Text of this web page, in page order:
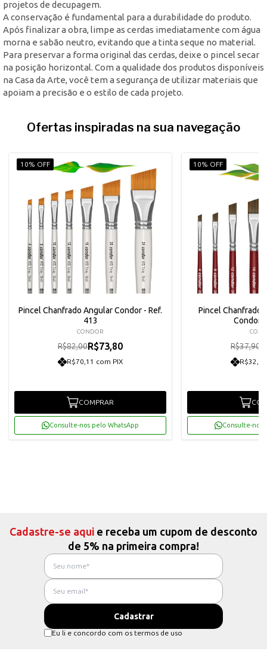
projetos de decupagem.
A conservação é fundamental para a durabilidade do produto.
Após finalizar a obra, limpe as cerdas imediatamente com água
morna e sabão neutro, evitando que a tinta seque no material.
Para preservar a forma original das cerdas, deixe o pincel secar
na posição horizontal. Com a qualidade dos produtos disponíveis
na Casa da Arte, você tem a segurança de utilizar materiais que
apoiam a precisão e o estilo de cada projeto.
Ofertas inspiradas na sua navegação
10% OFF
Pincel Chanfrado Angular Condor - Ref.
413
CONDOR
R$82,00R$73,80
R$70,11 com PIX
COMPRAR
Consulte-nos pelo WhatsApp
10% OFF
Pincel Chanfrado
Condor
R$37,90
Consulte-nos
Cadastre-se aqui e receba um cupom de desconto
de 5% na primeira compra!
Eu li e concordo com os termos de uso